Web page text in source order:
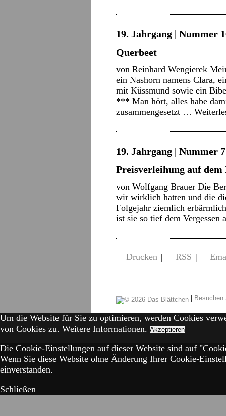
19. Jahrgang | Nummer
Querbeet
von Reinhard Wengierek
ein Nashorn namens Clara,
mit Küssmund sowie ein
*** Man hört, alles habe
zusammengesetzt …
19. Jahrgang | Nummer
Preisverleihung auf
von Wolfgang Brauer Die
wir wirklich hatten und die
Folgejahr ziemlich
ist sie so tief dem
Drucken | RSS |
|
Um die Website für Sie zu optimieren, werden Cookies
von Cookies zu. Weitere Informationen. Akzeptieren
Die Cookie-Einstellungen auf dieser Website sind auf
Wenn Sie diese Website ohne Änderung Ihrer Cookie-
einverstanden.
Schließen